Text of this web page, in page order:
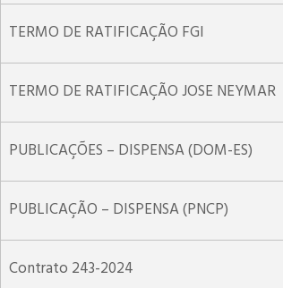
TERMO DE RATIFICAÇÃO FGI
TERMO DE RATIFICAÇÃO JOSE NEYMAR
PUBLICAÇÕES – DISPENSA (DOM-ES)
PUBLICAÇÃO – DISPENSA (PNCP)
Contrato 243-2024